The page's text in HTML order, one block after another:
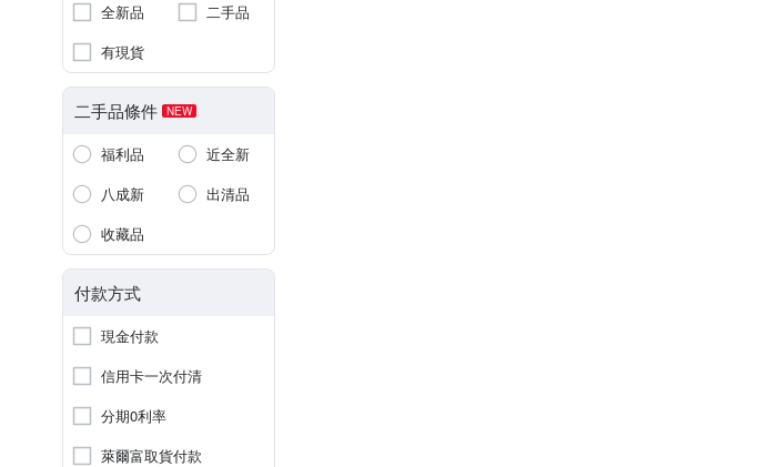
全新品
二手品
有現貨
二手品條件 NEW
福利品
近全新
八成新
出清品
收藏品
付款方式
現金付款
信用卡一次付清
分期0利率
萊爾富取貨付款